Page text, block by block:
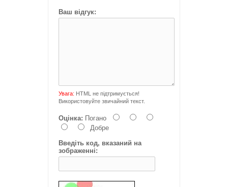
Ваш відгук:
Увага: HTML не підтримується!
Використовуйте звичайний текст.
Оцінка: Погано
Добре
Введіть код, вказаний на
зображенні: